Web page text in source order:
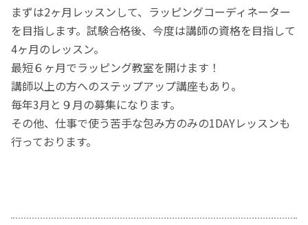
まずは2ヶ月レッスンして、ラッピングコーディネーター
を目指します。試験合格後、今度は講師の資格を目指して
4ヶ月のレッスン。
最短６ヶ月でラッピング教室を開けます！
講師以上の方へのステップアップ講座もあり。
毎年3月と９月の募集になります。
その他、仕事で使う苦手な包み方のみの1DAYレッスンも
行っております。